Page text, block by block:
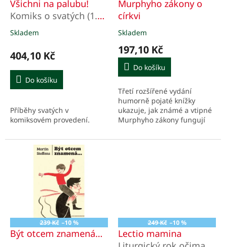
dVšichni na palubu!
Komiks o svatých (1.
díl)
Průměrné
produktu
je
5,0
5
Skladem
404,10 Kč
Do košíku
Příběhy svatých v
komiksovém provedení.
Murphyho zákony o
církvi
Průměrné
produktu
5,0
5
hvězdiček.
Skladem
197,10 Kč
Do košíku
Třetí rozšířené vydání
humorně pojaté knížky
ukazuje, jak známé a vtipné
Murphyho zákony fungují
otevřené oči a smysl pro
239 Kč –10 %
Být otcem znamená…
249 Kč –10 %
Lectio mamina